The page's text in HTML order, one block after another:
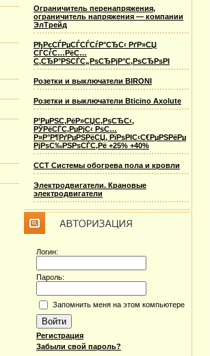
Ограничитель перенапряжения,
ограничитель напряжения — компании
ЭлТрейд
РђРєСЃРµСЃСЃСѓР°СЂС‹ РґР»СЏ
СЃСѓС…РёС…
С‚СЂР°РЅСЃС„РѕСЂРјР°С‚РѕСЂРѕРІ
Розетки и выключатели BIRONI
Розетки и выключатели Bticino Axolute
Р’РµРЅС‚РёР»СЏС‚РѕСЂС‹,
РЎРёСЃС‚РµРјС‹ РѕС…
Р»Р°Р¶РґРµРЅРёСЏ, РїРѕРІС‹С€РµРЅРёРµ
РјРѕС‰РЅРѕСЃС‚Рё +25% +40%
ССТ Системы обогрева пола и кровли
Электродвигатели. Крановые
электродвигатели
Логин:
Пароль:
Запомнить меня на этом компьютере
Регистрация
Забыли свой пароль?